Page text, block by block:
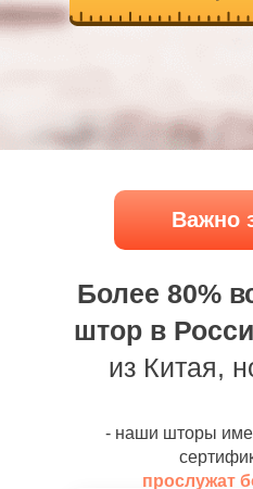
Более 80%
штор в
из Китая,
- наши шторы
прослужат
Важно